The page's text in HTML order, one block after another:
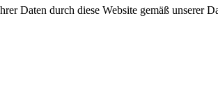
Daten durch diese Website gemäß unserer